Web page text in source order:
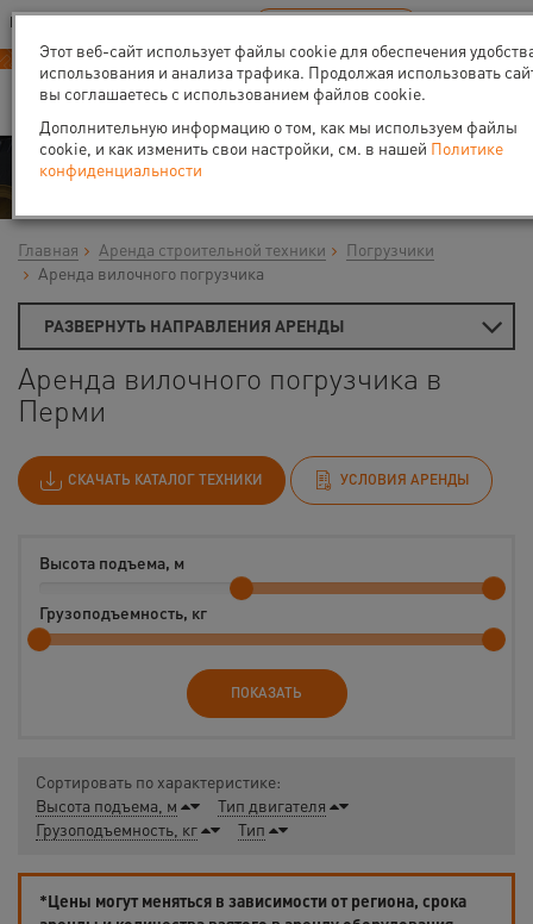
Ваш город:Пермь
В Вашем регионе нет наших офисов RU EN
Аренда
Главная Аренда строительной техники
Погрузчики
Аренда вилочного погрузчика
РАЗВЕРНУТЬ НАПРАВЛЕНИЯ АРЕНДЫ
Аренда вилочного погрузчика в
Перми
СКАЧАТЬ КАТАЛОГ ТЕХНИКИ УСЛОВИЯ АРЕНДЫ
Высота подъема, м
Грузоподъемность, кг
ПОКАЗАТЬ
Сортировать по характеристике:
Высота подъема, м
Тип двигателя
Грузоподъемность, кг
Тип
*Цены могут меняться в зависимости от региона, срока
Этот веб-сайт использует файлы cookie для обеспечения
использования и анализа трафика. Продолжая использовать
вы соглашаетесь с использованием файлов cookie.
Дополнительную информацию о том, как мы используем файлы
cookie, и как изменить свои настройки, см. в нашей Политике
конфиденциальности